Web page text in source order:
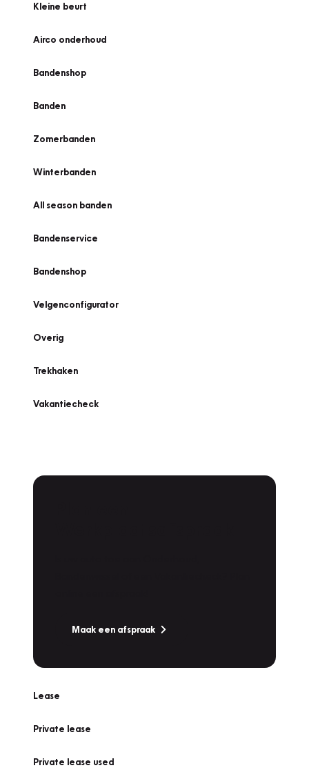
Kleine beurt
Airco onderhoud
Bandenshop
Banden
Zomerbanden
Winterbanden
All season banden
Bandenservice
Bandenshop
Velgenconfigurator
Overig
Trekhaken
Vakantiecheck
Maak een afspraak
Lease
Private lease
Private lease used